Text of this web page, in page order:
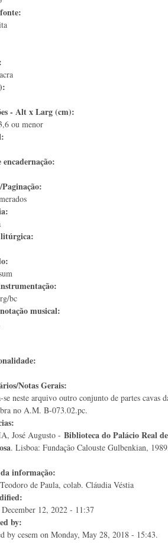
- Alt x Larg (cm):
ou menor
encadernação:
litúrgica:
bc
musical:
Notas Gerais:
se neste arquivo outro conjunto de partes cavas
no A.M. B-073.02.pc.
José Augusto - Biblioteca do Palácio Real de
. Lisboa: Fundação Calouste Gulbenkian, 1989,
informação:
de Paula, colab. Cláudia Véstia
12, 2022 - 11:37
by:
by cesem on Monday, May 28, 2018 - 15:43.